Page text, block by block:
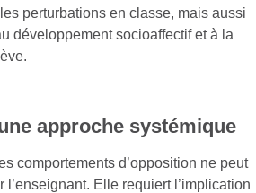
perturbations en classe, mais aussi
développement socioaffectif et à la
approche systémique
comportements d’opposition ne peut
l’enseignant. Elle requiert l’implication